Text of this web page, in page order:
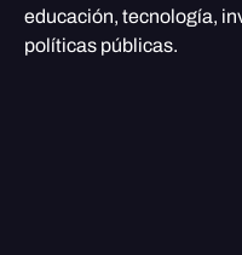
educación, tecnología,
políticas públicas.